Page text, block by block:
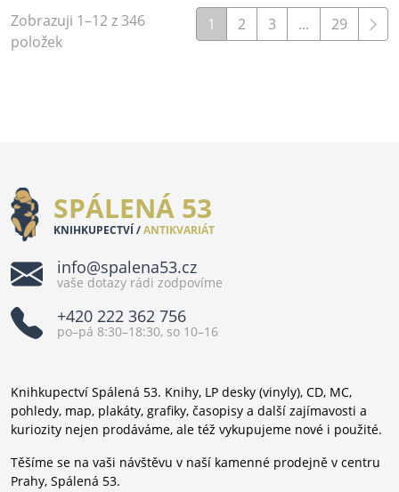
Zobrazuji 1–12 z 346
položek
1 2 3 ... 29
SPÁLENÁ 53
KNIHKUPECTVÍ /ANTIKVARIÁT
info@spalena53.cz
vaše dotazy rádi zodpovíme
+420 222 362 756
po–pá 8:30–18:30, so 10–16
Knihkupectví Spálená 53. Knihy, LP desky (vinyly), CD, MC,
pohledy, map, plakáty, grafiky, časopisy a další zajímavosti a
kuriozity nejen prodáváme, ale též vykupujeme nové i použité.
Těšíme se na vaši návštěvu v naší kamenné prodejně v centru
Prahy, Spálená 53.